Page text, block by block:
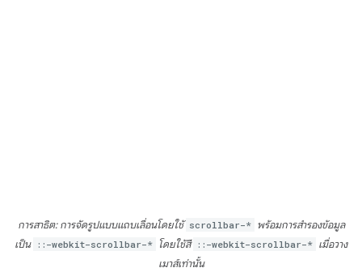
การสาธิต: การจัดรูปแบบแถบเลื่อนโดยใช้ scrollbar-* พร้อมการสำรองข้อมูล
เป็น ::-webkit-scrollbar-* โดยใช้สี ::-webkit-scrollbar-* เมื่อวาง
เมาส์เท่านั้น